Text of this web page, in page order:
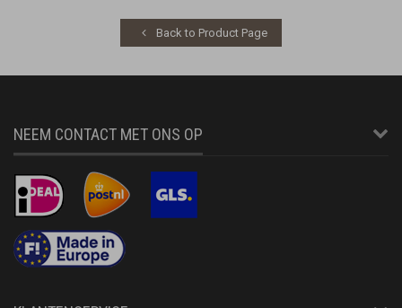
Back to Product Page
NEEM CONTACT MET ONS OP